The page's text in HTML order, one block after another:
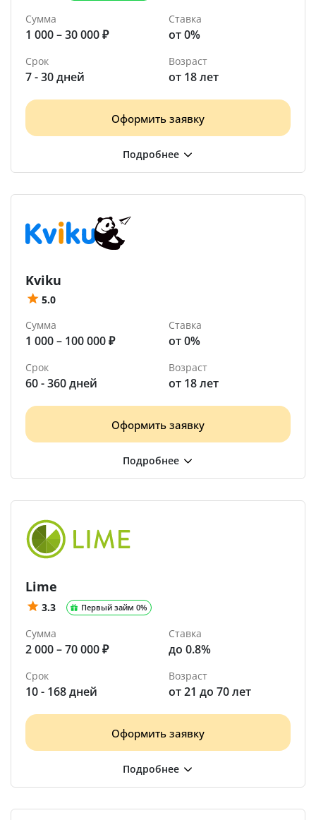
Сумма
1 000 – 30 000 ₽
Ставка
от 0%
Срок
7 - 30 дней
Возраст
от 18 лет
Оформить заявку
Kviku
5.0
Сумма
1 000 – 100 000 ₽
Ставка
от 0%
Срок
60 - 360 дней
Возраст
от 18 лет
Оформить заявку
Lime
3.3 Первый займ 0%
Сумма
2 000 – 70 000 ₽
Ставка
до 0.8%
Срок
10 - 168 дней
Возраст
от 21 до 70 лет
Оформить заявку